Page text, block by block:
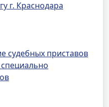
г. Краснодара
судебных приставов